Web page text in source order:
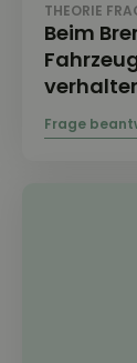
THEORIE
Beim